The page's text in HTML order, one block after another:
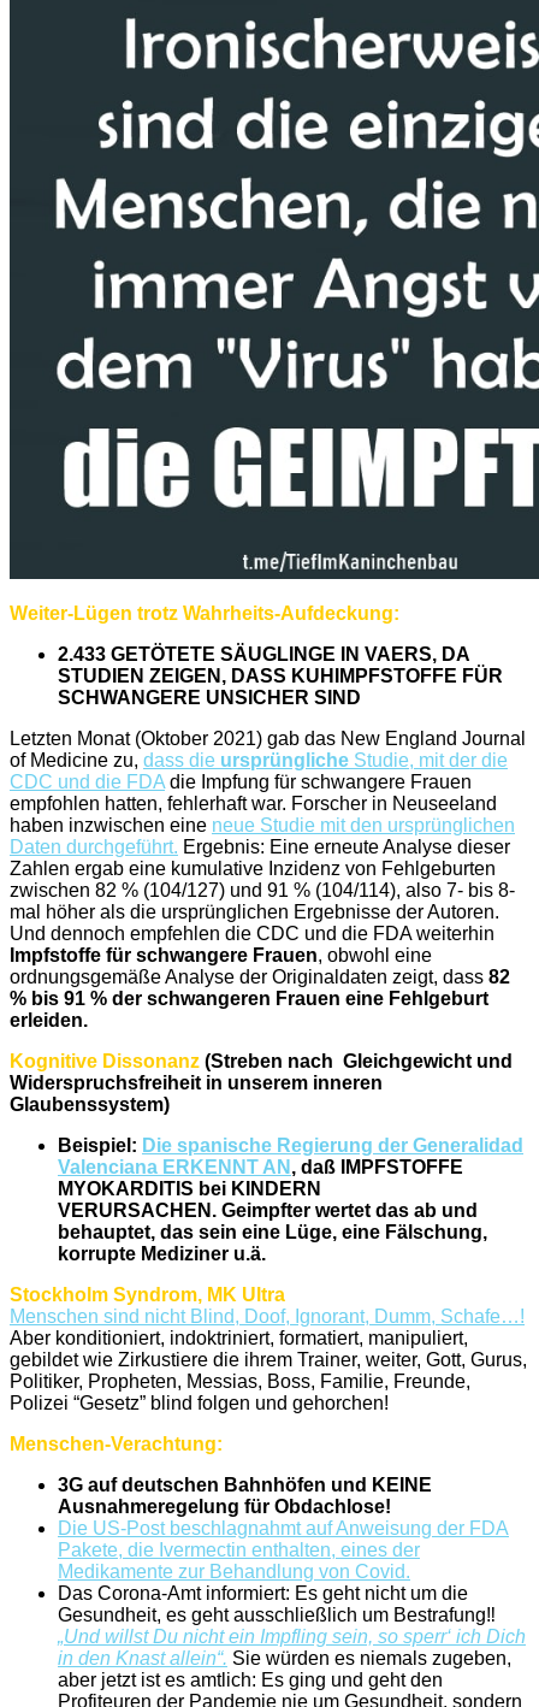
Weiter-Lügen trotz Wahrheits-Aufdeckung:
2.433 GETÖTETE SÄUGLINGE IN VAERS, DA
STUDIEN ZEIGEN, DASS KUHIMPFSTOFFE FÜR
SCHWANGERE UNSICHER SIND
Letzten Monat (Oktober 2021) gab das New England Journal
of Medicine zu, dass die ursprüngliche Studie, mit der die
CDC und die FDA die Impfung für schwangere Frauen
empfohlen hatten, fehlerhaft war. Forscher in Neuseeland
haben inzwischen eine neue Studie mit den ursprünglichen
Daten durchgeführt. Ergebnis: Eine erneute Analyse dieser
Zahlen ergab eine kumulative Inzidenz von Fehlgeburten
zwischen 82 % (104/127) und 91 % (104/114), also 7- bis 8-
mal höher als die ursprünglichen Ergebnisse der Autoren.
Und dennoch empfehlen die CDC und die FDA weiterhin
Impfstoffe für schwangere Frauen, obwohl eine
ordnungsgemäße Analyse der Originaldaten zeigt, dass 82
% bis 91 % der schwangeren Frauen eine Fehlgeburt
erleiden.
Kognitive Dissonanz (Streben nach Gleichgewicht und
Widerspruchsfreiheit in unserem inneren
Glaubenssystem)
Beispiel: Die spanische Regierung der Generalidad
Valenciana ERKENNT AN , daß IMPFSTOFFE
MYOKARDITIS bei KINDERN
VERURSACHEN. Geimpfter wertet das ab und
behauptet, das sein eine Lüge, eine Fälschung,
korrupte Mediziner u.ä.
Stockholm Syndrom, MK Ultra
Menschen sind nicht Blind, Doof, Ignorant, Dumm, Schafe…!
Aber konditioniert, indoktriniert, formatiert, manipuliert,
gebildet wie Zirkustiere die ihrem Trainer, weiter, Gott, Gurus,
Politiker, Propheten, Messias, Boss, Familie, Freunde,
Polizei “Gesetz” blind folgen und gehorchen!
Menschen-Verachtung:
3G auf deutschen Bahnhöfen und KEINE
Ausnahmeregelung für Obdachlose!
Die US-Post beschlagnahmt auf Anweisung der FDA
Pakete, die Ivermectin enthalten, eines der
Medikamente zur Behandlung von Covid.
Das Corona-Amt informiert: Es geht nicht um die
Gesundheit, es geht ausschließlich um Bestrafung‼️
„Und willst Du nicht ein Impfling sein, so sperr‘ ich Dich
in den Knast allein“. Sie würden es niemals zugeben,
aber jetzt ist es amtlich: Es ging und geht den
Profiteuren der Pandemie nie um Gesundheit, sondern